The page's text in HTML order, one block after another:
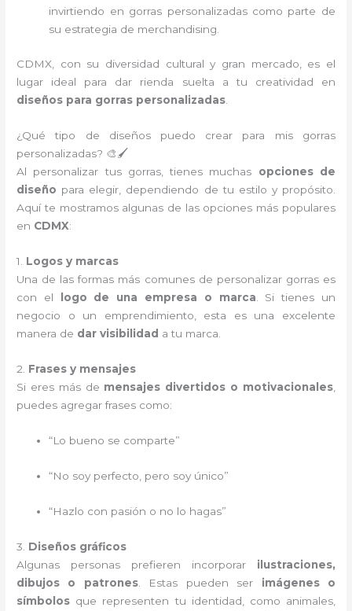
invirtiendo en gorras personalizadas como parte de
su estrategia de merchandising.
CDMX, con su diversidad cultural y gran mercado, es el
lugar ideal para dar rienda suelta a tu creatividad en
diseños para gorras personalizadas.
¿Qué tipo de diseños puedo crear para mis gorras
personalizadas? 🎨🖌️
Al personalizar tus gorras, tienes muchas opciones de
diseño para elegir, dependiendo de tu estilo y propósito.
Aquí te mostramos algunas de las opciones más populares
en CDMX:
1. Logos y marcas
Una de las formas más comunes de personalizar gorras es
con el
logo de una empresa o marca . Si tienes un
negocio o un emprendimiento, esta es una excelente
manera de dar visibilidad a tu marca.
2. Frases y mensajes
Si eres más de mensajes divertidos o motivacionales,
puedes agregar frases como:
“Lo bueno se comparte”
“No soy perfecto, pero soy único”
“Hazlo con pasión o no lo hagas”
3. Diseños gráficos
Algunas personas prefieren incorporar ilustraciones,
dibujos o patrones. Estas pueden ser imágenes o
símbolos que representen tu identidad, como animales,